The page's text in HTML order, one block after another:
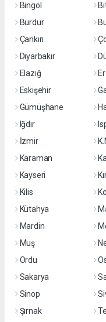
Bingöl
Burdur
Çankırı
Diyarbakır
Elazığ
Eskişehir
Gümüşhane
Iğdır
İzmir
Karaman
Kayseri
Kilis
Kütahya
Mardin
Muş
Ordu
Sakarya
Sinop
Şırnak